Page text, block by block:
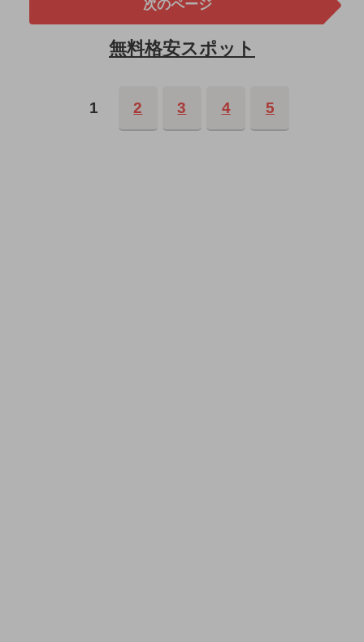
次のページ
無料格安スポット
1 2 3 4 5